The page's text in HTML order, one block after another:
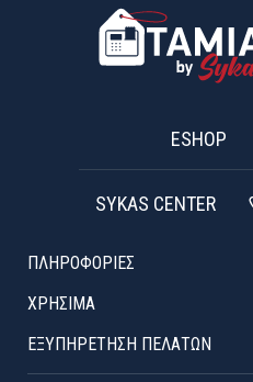
ESHOP
SYKAS CENTER
ΠΛΗΡΟΦΟΡΙΕΣ
ΧΡΉΣΙΜΑ
ΕΞΥΠΗΡΈΤΗΣΗ ΠΕΛΑΤΏΝ